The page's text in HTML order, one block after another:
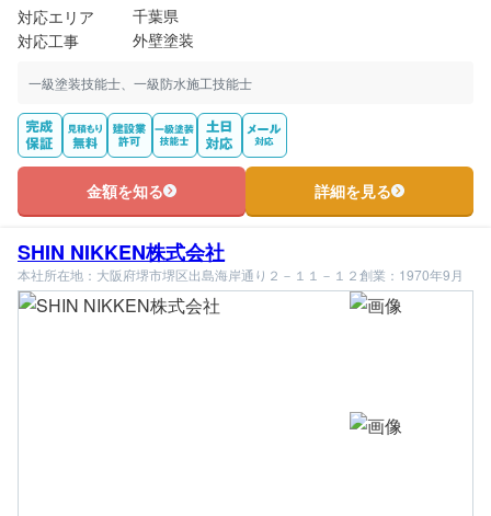
対応エリア
千葉県
対応工事
外壁塗装
一級塗装技能士、一級防水施工技能士
金額を知る 詳細を見る
SHIN NIKKEN株式会社
本社所在地：大阪府堺市堺区出島海岸通り２－１１－１２創業：1970年9月